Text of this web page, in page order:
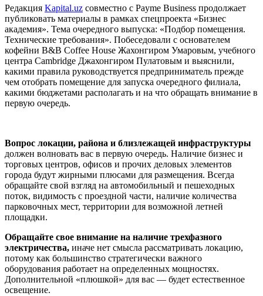
Редакция Kapital.uz cовместно с Payme Business продолжает
публиковать материалы в рамках спецпроекта «Бизнес
академия». Тема очередного выпуска: «Подбор помещения.
Технические требования». Побеседовали с основателем
кофейни B&B Coffee House Жахонгиром Умаровым, учебного
центра Cambridge Джахонгиром Пулатовым и выяснили,
какими правила руководствуется предприниматель прежде
чем отобрать помещение для запуска очередного филиала,
какими бюджетами располагать и на что обращать внимание в
первую очередь.
Вопрос локации, района и близлежащей инфраструктуры
должен волновать вас в первую очередь. Наличие бизнес и
торговых центров, офисов и прочих деловых элементов
города будут жирными плюсами для размещения. Всегда
обращайте свой взгляд на автомобильный и пешеходных
поток, видимость с проездной части, наличие количества
парковочных мест, территории для возможной летней
площадки.
Обращайте свое внимание на наличие трехфазного
электричества, иначе нет смысла рассматривать локацию,
потому как большинство стратегически важного
оборудования работает на определенных мощностях.
Дополнительной «плюшкой» для вас — будет естественное
освещение.